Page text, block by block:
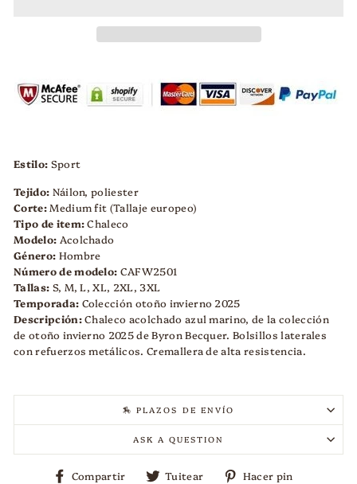
Estilo: Sport
Tejido: Náilon, poliester
Corte:Medium fit (Tallaje europeo)
Tipo de item:Chaleco
Modelo: Acolchado
Género: Hombre
Número de modelo: CAFW2501
Tallas: S, M, L, XL, 2XL, 3XL
Temporada: Colección otoño invierno 2025
Descripción:Chaleco acolchado azul marino, de la colección
de otoño invierno 2025 de Byron Becquer. Bolsillos laterales
con refuerzos metálicos. Cremallera de alta resistencia.
🏇 PLAZOS DE ENVÍO
ASK A QUESTION
Compartir
Compartir
Tuitear
TuitearHacer pin